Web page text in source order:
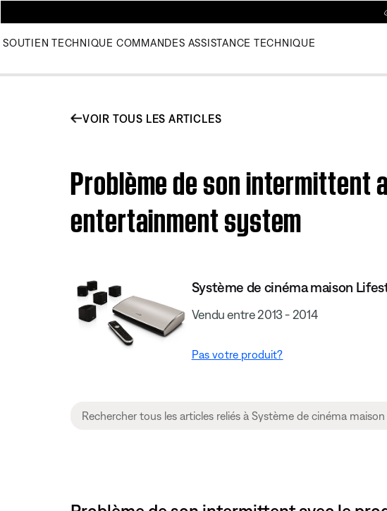
SOUTIEN TECHNIQUE COMMANDES ASSISTANCE TECHNIQUE
VOIR TOUS LES ARTICLES
Problème de son intermittent
entertainment system
Système de cinéma maison
Vendu entre 2013 - 2014
Pas votre produit?